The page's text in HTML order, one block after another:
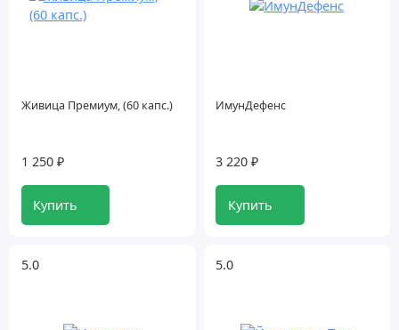
Живица Премиум, (60 капс.)
1 250 ₽
Купить
ИмунДефенс
3 220 ₽
Купить
5.0 5.0